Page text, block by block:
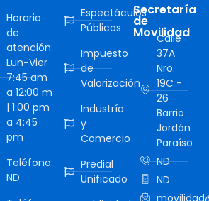
Horario
de
atención:
Lun-Vier
7:45 am
a 12:00 m
| 1:00 pm
a 4:45
pm
Teléfono:
ND
Espectáculos
Públicos
Impuesto
de
Valorización
Industría
y
Comercio
Predial
Unificado
Secretaría
de
Movilidad
Calle
37A
Nro.
19C -
26
Barrio
Jordán
Paraíso
ND
ND